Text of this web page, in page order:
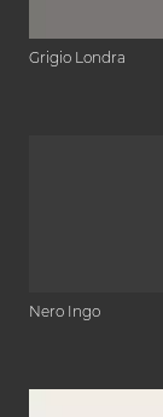
Grigio Londra
Nero Ingo